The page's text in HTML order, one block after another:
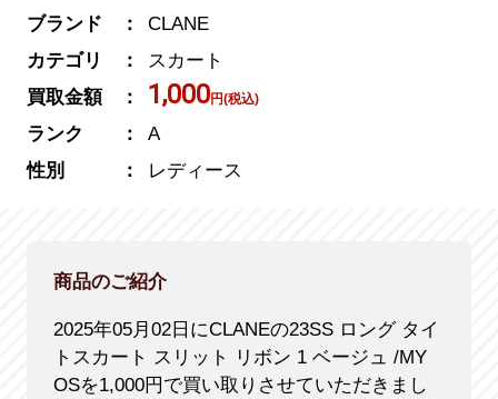
ブランド
CLANE
カテゴリ
スカート
買取金額
1,000円(税込)
ランク
A
性別
レディース
商品のご紹介
2025年05月02日にCLANEの23SS ロング タイ
トスカート スリット リボン 1 ベージュ /MY
OSを1,000円で買い取りさせていただきまし